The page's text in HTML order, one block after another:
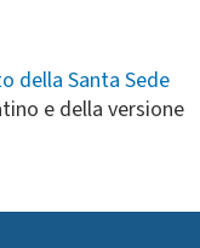
della Santa Sede
e della versione